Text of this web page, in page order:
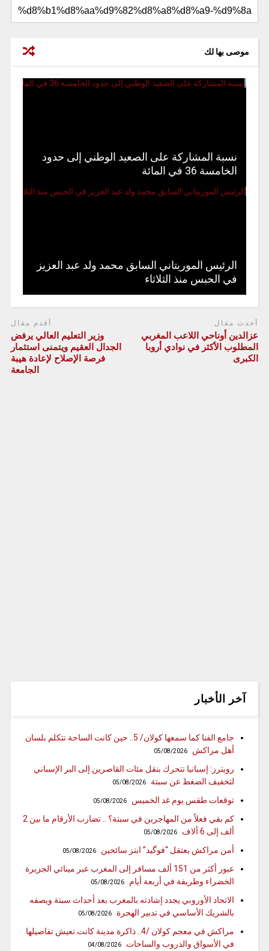
موصى بها لك
نسبة المشاركة على الصعيد الوطني إلى حدود
الخامسة 36 في المائة
الرئيس الموريتاني السابق محمد ولد عبد العزيز
في الحبس منذ الثلاثاء
أحدث مقال
عزالدين أوناحي اللاعب المغربي
المطلوب الأكثر في نوادي أروبا
الكبرى
أقدم مقال
وزير التعليم العالي يرفض
الجدال العقيم ويتمنى استثمار
فرصة الإصلاح لإعادة هيبة
الجامعة
آخر الأخبار
جامع الفنا كما سمعها كولان/ 5.. حين كانت الساحة تتكلم بلسان
أهل مراكش
05/08/2026
رويترز: إسبانيا تتحرك بنقل مئات القاصرين إلى البر الإسباني
لتخفيف الضغط عن سبتة
05/08/2026
توقعات طقس يوم غد الخميس 05/08/2026
كم بقي فعلاً من المهاجرين في سبتة؟ .. تضارب الأرقام ما بين 2
ألف إلى 6 ألاف
05/08/2026
أمن مراكش يعتقل “فوگيد” ابتز سائحين 05/08/2026
عبور أكثر من 151 ألف مسافر إلى المغرب عبر مينائي الجزيرة
الخضراء وطريفة في أربعة أيام
05/08/2026
الاتحاد الأوروبي يجدد إشادته بالمغرب بعد أحداث سبتة ويصفه
بالشريك الأساسي في تدبير الهجرة
05/08/2026
مراكش في معجم كولان /4.. ذاكرة مدينة كانت تعيش تفاصيلها
في الأسواق والدروب والساحات
04/08/2026